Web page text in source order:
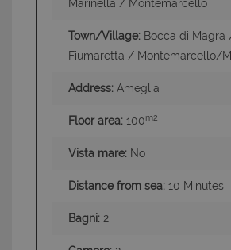
Marinella / Montemarcello
Town/Village: Bocca di Magra
Fiumaretta / Montemarcello/
Address: Ameglia
Floor area: 100m2
Vista mare: No
Distance from sea: 10 Minutes
Bagni: 2